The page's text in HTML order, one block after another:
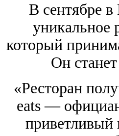
В сентябре
уникальное
который
Он
«Ресторан
eats —
приветливый